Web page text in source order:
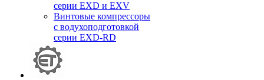
серии EXD и EXV
Винтовые компрессоры
с водухоподготовкой
серии EXD-RD